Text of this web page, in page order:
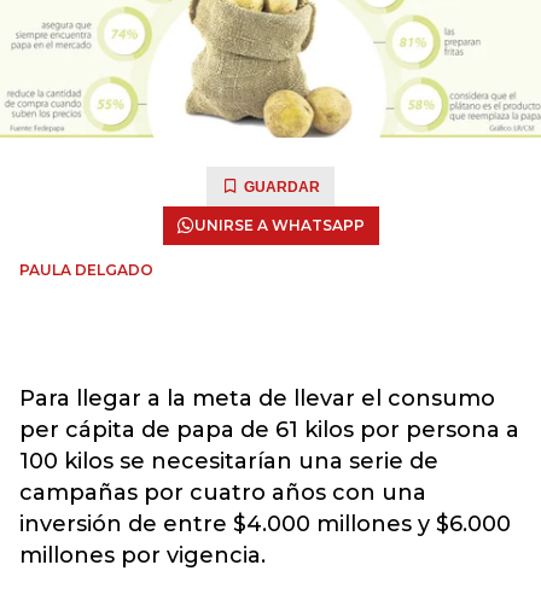
GUARDAR
UNIRSE A WHATSAPP
PAULA DELGADO
Para llegar a la meta de llevar el consumo
per cápita de papa de 61 kilos por persona a
100 kilos se necesitarían una serie de
campañas por cuatro años con una
inversión de entre $4.000 millones y $6.000
millones por vigencia.